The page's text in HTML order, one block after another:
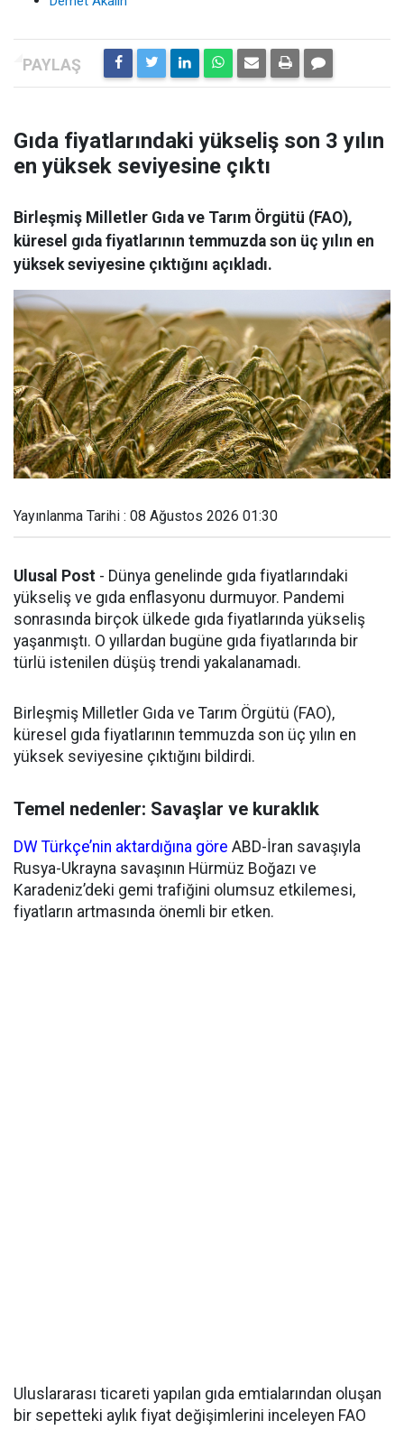
Gıda fiyatlarındaki yükseliş son 3 yılın
en yüksek seviyesine çıktı
Birleşmiş Milletler Gıda ve Tarım Örgütü (FAO),
küresel gıda fiyatlarının temmuzda son üç yılın en
yüksek seviyesine çıktığını açıkladı.
Yayınlanma Tarihi : 08 Ağustos 2026 01:30
Ulusal Post - Dünya genelinde gıda fiyatlarındaki
yükseliş ve gıda enflasyonu durmuyor. Pandemi
sonrasında birçok ülkede gıda fiyatlarında yükseliş
yaşanmıştı. O yıllardan bugüne gıda fiyatlarında bir
türlü istenilen düşüş trendi yakalanamadı.
Birleşmiş Milletler Gıda ve Tarım Örgütü (FAO),
küresel gıda fiyatlarının temmuzda son üç yılın en
yüksek seviyesine çıktığını bildirdi.
Temel nedenler: Savaşlar ve kuraklık
DW Türkçe’nin aktardığına göre ABD-İran savaşıyla
Rusya-Ukrayna savaşının Hürmüz Boğazı ve
Karadeniz’deki gemi trafiğini olumsuz etkilemesi,
fiyatların artmasında önemli bir etken.
Uluslararası ticareti yapılan gıda emtialarından oluşan
bir sepetteki aylık fiyat değişimlerini inceleyen FAO